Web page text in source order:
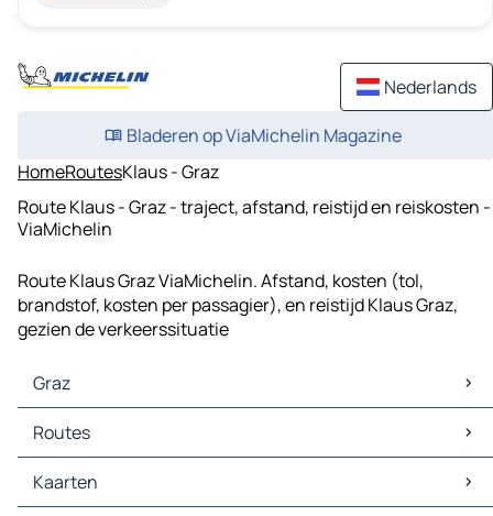
Nederlands
Bladeren op ViaMichelin Magazine
HomeRoutesKlaus - Graz
Route Klaus - Graz - traject, afstand, reistijd en reiskosten -
ViaMichelin
Route Klaus Graz ViaMichelin. Afstand, kosten (tol,
brandstof, kosten per passagier), en reistijd Klaus Graz,
gezien de verkeerssituatie
Graz
Graz Kaarten
Graz Verkeer
Graz Hotels
Graz Restaurants
Routes
Routes Graz - Ljubljana
Routes Graz - Wenen
Kaarten